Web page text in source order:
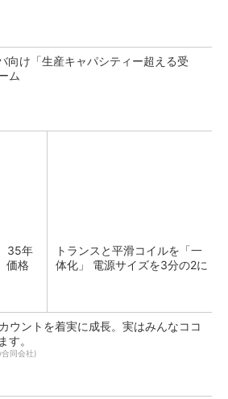
向け「生産キャパシティー超える受
ム
35年
価格
トランスと平滑コイルを「一
体化」 電源サイズを3分の2に
ウントを着実に成長。実はみんなココ
す。
同会社)